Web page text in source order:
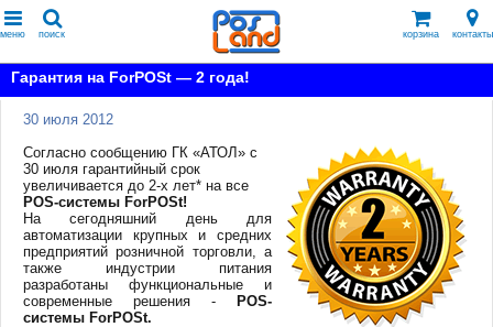
меню поиск корзина контакты
Гарантия на ForPOSt — 2 года!
30 июля 2012
Согласно сообщению ГК «АТОЛ» с
30 июля гарантийный срок
увеличивается до 2-х лет* на все
POS-системы ForPOSt!
На сегодняшний день для
автоматизации крупных и средних
предприятий розничной торговли, а
также индустрии питания
разработаны функциональные и
современные решения -
POS-
системы ForPOSt.